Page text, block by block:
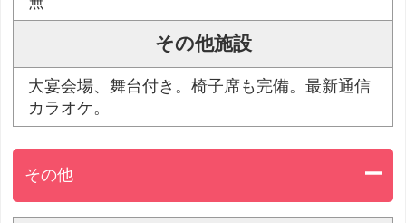
その他施設
大宴会場、舞台付き。椅子席も完備。最新通信
カラオケ。
その他